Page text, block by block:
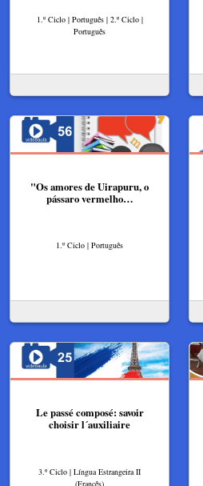
1.º Ciclo | Português | 2.º Ciclo |
Português
"Os amores de Uirapuru, o
pássaro vermelho…
1.º Ciclo | Português
Le passé composé: savoir
choisir l´auxiliaire
3.º Ciclo | Língua Estrangeira II
(Francês)